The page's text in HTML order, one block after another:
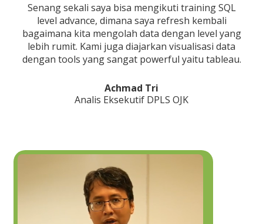
Senang sekali saya bisa mengikuti training SQL
level advance, dimana saya refresh kembali
bagaimana kita mengolah data dengan level yang
lebih rumit. Kami juga diajarkan visualisasi data
dengan tools yang sangat powerful yaitu tableau.
Achmad Tri
Analis Eksekutif DPLS OJK